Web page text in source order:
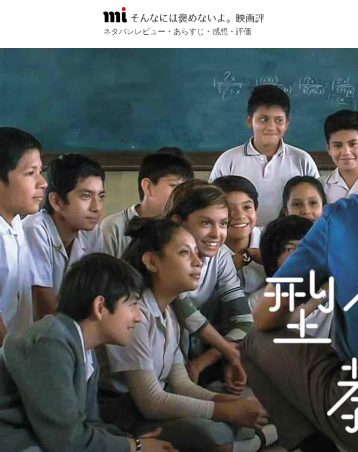
そんなには褒めないよ。映画評
ネタバレレビュー・あらすじ・感想・評価